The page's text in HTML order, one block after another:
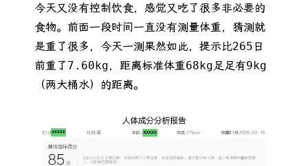
今天又没有控制饮食，感觉又吃了很多非必要的
食物。前面一段时间一直没有测量体重，猜测就
是重了很多，今天一测果然如此，提示比265日
前重了7.60kg，距离标准体重68kg足足有9kg
（两大桶水）的距离。